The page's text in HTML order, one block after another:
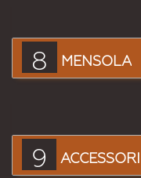
8 MENSOLA
9 ACCESSORI